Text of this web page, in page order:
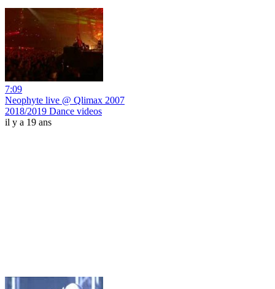
7:09
Neophyte live @ Qlimax 2007
2018/2019 Dance videos
il y a 19 ans